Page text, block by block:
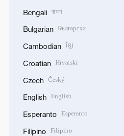
Bengali বাংলা
Bulgarian Български
Cambodian ខ្មែរ
Croatian Hrvatski
Czech Český
English English
Esperanto Esperanto
Filipino Filipino